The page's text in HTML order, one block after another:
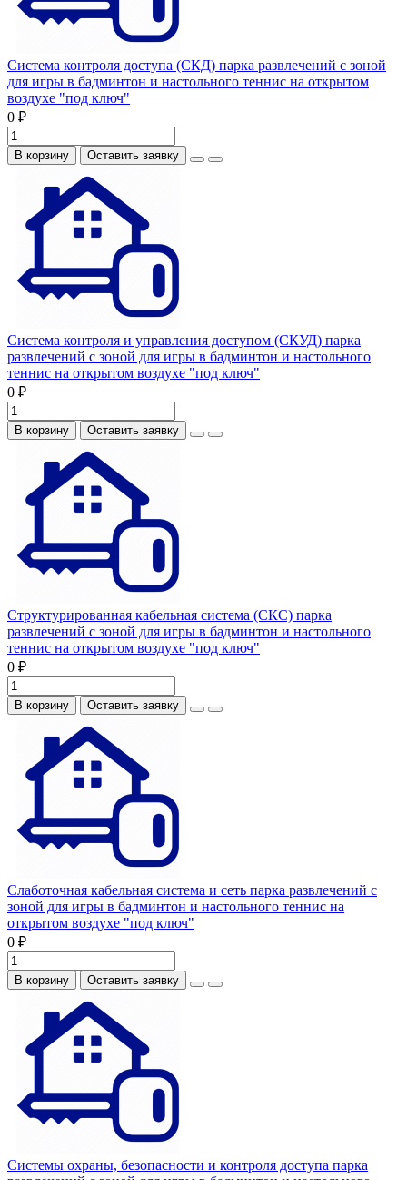
Система контроля доступа (СКД) парка развлечений с зоной
для игры в бадминтон и настольного теннис на открытом
воздухе "под ключ"
0 ₽
В корзину Оставить заявку
Система контроля и управления доступом (СКУД) парка
развлечений с зоной для игры в бадминтон и настольного
теннис на открытом воздухе "под ключ"
0 ₽
В корзину Оставить заявку
Структурированная кабельная система (СКС) парка
развлечений с зоной для игры в бадминтон и настольного
теннис на открытом воздухе "под ключ"
0 ₽
В корзину Оставить заявку
Слаботочная кабельная система и сеть парка развлечений с
зоной для игры в бадминтон и настольного теннис на
открытом воздухе "под ключ"
0 ₽
В корзину Оставить заявку
Системы охраны, безопасности и контроля доступа парка